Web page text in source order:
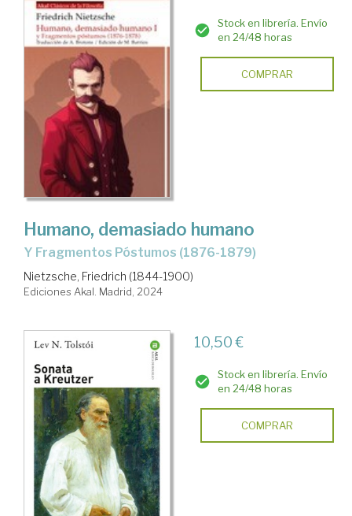
Stock en librería. Envío
en 24/48 horas
COMPRAR
Humano, demasiado humano
y Fragmentos Póstumos (1876-1879)
Nietzsche, Friedrich (1844-1900)
Ediciones Akal. Madrid, 2024
10,50 €
Stock en librería. Envío
en 24/48 horas
COMPRAR